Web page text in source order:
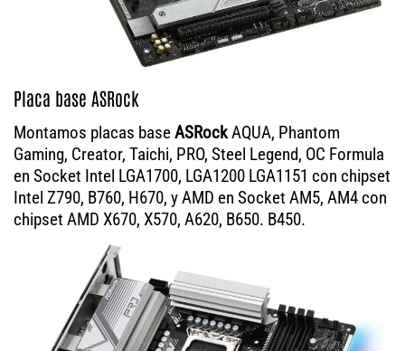
Placa base ASRock
Montamos placas baseASRockAQUA, Phantom
Gaming, Creator, Taichi, PRO, Steel Legend, OC Formula
en Socket Intel LGA1700, LGA1200 LGA1151 con chipset
Intel Z790, B760, H670, y AMD en Socket AM5, AM4 con
chipset AMD X670, X570, A620, B650. B450.